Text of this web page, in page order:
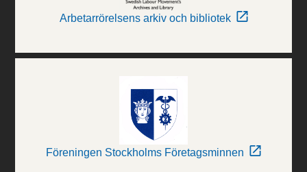
Arbetarrörelsens arkiv och bibliotek
Föreningen Stockholms Företagsminnen